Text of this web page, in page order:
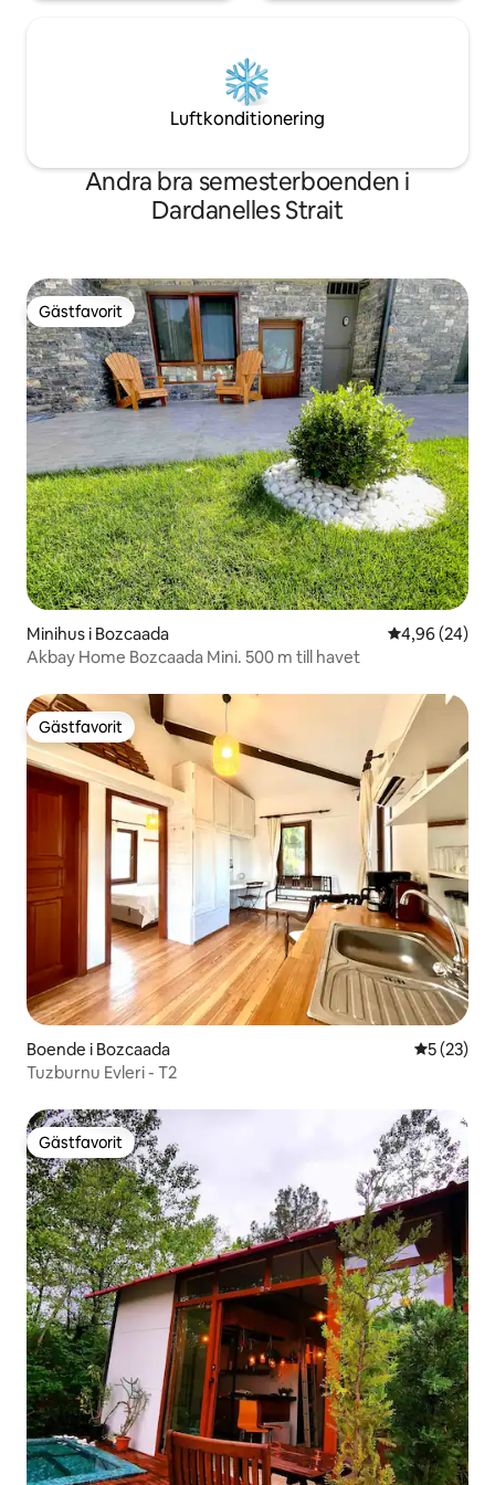
Luftkonditionering
Andra bra semesterboenden i
Dardanelles Strait
Gästfavorit
Gästfavorit
Minihus i Bozcaada 4,96 av 5 i
4,96 (24)
Akbay Home Bozcaada Mini. 500 m till havet
Gästfavorit
Gästfavorit
Boende i Bozcaada 5 av 5 i
5 (23)
Tuzburnu Evleri - T2
Gästfavorit
Gästfavorit